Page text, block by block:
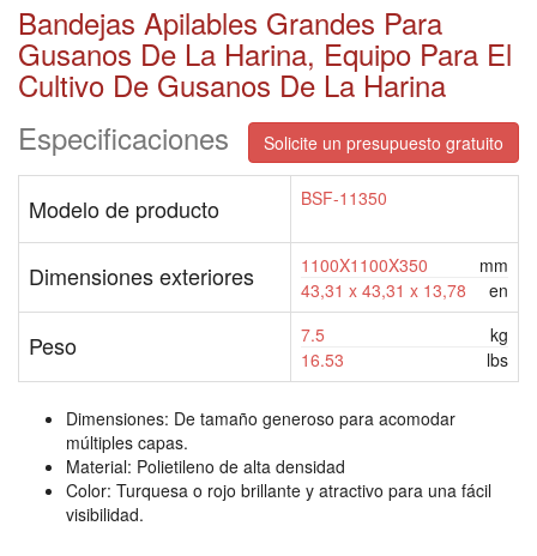
Bandejas Apilables Grandes Para
Gusanos De La Harina, Equipo Para El
Cultivo De Gusanos De La Harina
Especificaciones
Solicite un presupuesto gratuito
Modelo de producto BSF-11350
Dimensiones exteriores 1100X1100X350
mm
43,31 x 43,31 x 13,78
en
Peso 7.5
kg
16.53
lbs
Dimensiones: De tamaño generoso para acomodar
múltiples capas.
Material: Polietileno de alta densidad
Color: Turquesa o rojo brillante y atractivo para una fácil
visibilidad.